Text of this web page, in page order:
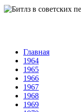
Главная
1964
1965
1966
1967
1968
1969